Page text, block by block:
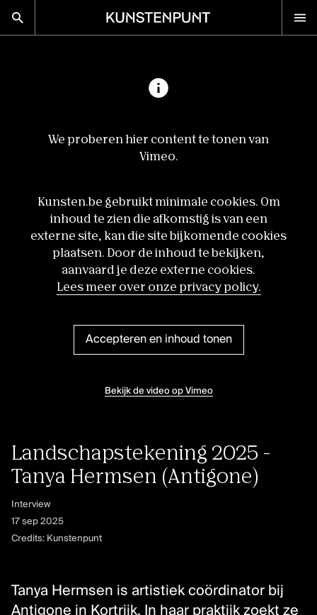
Sector
Onderzoek
Stel ons je vraag
DISCIPLINES
Klassieke muziek
Podiumkunsten
Kunstendatabank
Bibliotheek en collecties
Publicaties
Podcasts
Over Kunstenpunt
We proberen hier content te tonen van
Vimeo.
Kunsten.be gebruikt minimale cookies. Om
inhoud te zien die afkomstig is van een
externe site, kan die site bijkomende cookies
plaatsen. Door de inhoud te bekijken,
aanvaard je deze externe cookies.
Lees meer over onze privacy policy.
Accepteren en inhoud tonen
Bekijk de video op Vimeo
Landschapstekening 2025 -
Tanya Hermsen (Antigone)
Interview
17 sep 2025
Credits: Kunstenpunt
Tanya Hermsen is artistiek coördinator bij
Antigone in Kortrijk. In haar praktijk zoekt ze